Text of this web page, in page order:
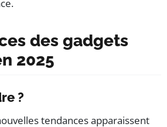
des gadgets
2025
?
tendances apparaissent